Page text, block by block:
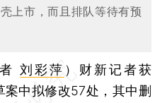
上市，而且排队等待有预
刘彩萍 ） 财新记者获
案中拟修改57处，其中删